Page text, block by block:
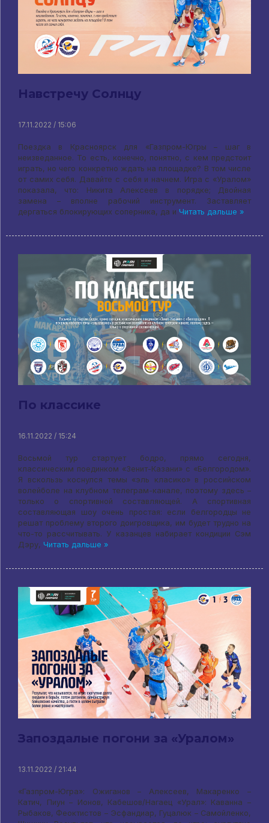
Навстречу Солнцу
17.11.2022 / 15:06
Поездка в Красноярск для «Газпром-Югры – шаг в
неизведанное. То есть, конечно, понятно, с кем предстоит
играть, но чего конкретно ждать на площадке? В том числе
от самих себя. Давайте с себя и начнем. Игра с «Уралом»
показала, что: Никита Алексеев в порядке; Двойная
замена – вполне рабочий инструмент. Заставляет
дергаться блокирующих соперника, да и Читать дальше »
По классике
16.11.2022 / 15:24
Восьмой тур стартует бодро, прямо сегодня,
классическим поединком «Зенит-Казани» с «Белгородом».
Я вскользь коснулся темы «эль класико» в российском
волейболе на клубном телеграм-канале, поэтому здесь –
только о спортивной составляющей. А спортивная
составляющая шоу очень простая: если белгородцы не
решат проблему второго доигровщика, им будет трудно на
что-то рассчитывать. У казанцев набирает кондиции Сэм
Дэру, Читать дальше »
Запоздалые погони за «Уралом»
13.11.2022 / 21:44
«Газпром-Югра»: Ожиганов – Алексеев, Макаренко –
Катич, Пиун – Ионов, Кабешов/Нагаец «Урал»: Каванна –
Рыбаков, Феоктистов – Эсфандиар, Гуцалюк – Самойленко,